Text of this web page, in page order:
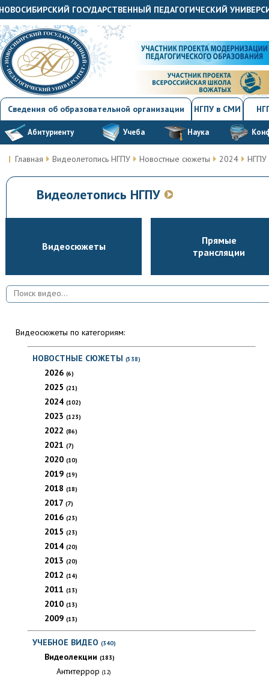
ГОСУДАРСТВЕННЫЙ ПЕДАГОГИЧЕСКИЙ
Сведения об образовательной организации НГПУ в СМИ
Абитуриенту Учеба Наука
Главная Видеолетопись НГПУ Новостные сюжеты 2024 НГПУ
Видеолетопись НГПУ
Видеосюжеты
Прямые
трансляции
Видеосюжеты по категориям:
НОВОСТНЫЕ СЮЖЕТЫ (538)
2026 (6)
2025 (21)
2024 (102)
2023 (123)
2022 (86)
2021 (7)
2020 (10)
2019 (19)
2018 (18)
2017 (7)
2016 (23)
2015 (23)
2014 (20)
2013 (20)
2012 (14)
2011 (13)
2010 (13)
2009 (13)
УЧЕБНОЕ ВИДЕО (340)
Видеолекции (183)
Антитеррор (12)